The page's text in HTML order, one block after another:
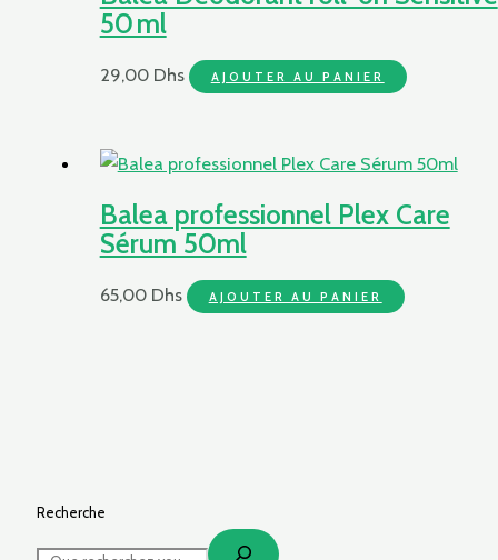
Recherche
50 ml
29,00 Dhs AJOUTER AU PANIER
Balea professionnel Plex Care
Sérum 50ml
65,00 Dhs AJOUTER AU PANIER